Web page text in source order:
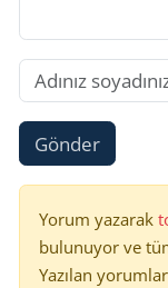
Gönder
Yorum yazarak
bulunuyor ve
Yazılan